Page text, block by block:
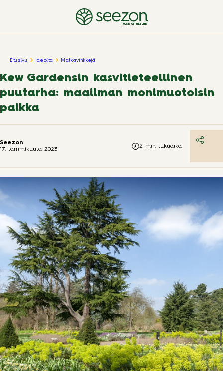
PULSE OF NATURE
Etusivu Ideoita Matkavinkkejä
Kew Gardensin kasvitieteellinen
puutarha: maailman monimuotoisin
paikka
Seezon
17. tammikuuta 2023
2 min lukuaika